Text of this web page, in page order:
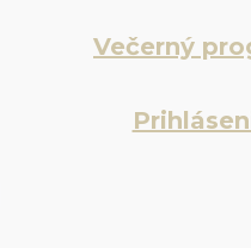
Večerný